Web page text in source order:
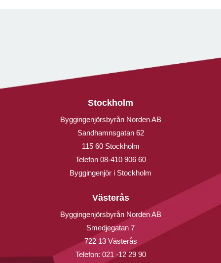
Stockholm
Byggingenjörsbyrån Norden AB
Sandhamnsgatan 62
115 60 Stockholm
Telefon 08-410 906 60
Byggingenjör i Stockholm
Västerås
Byggingenjörsbyrån Norden AB
Smedjegatan 7
722 13 Västerås
Telefon: 021 -12 29 90